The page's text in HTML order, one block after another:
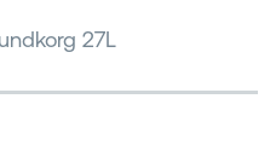
27L